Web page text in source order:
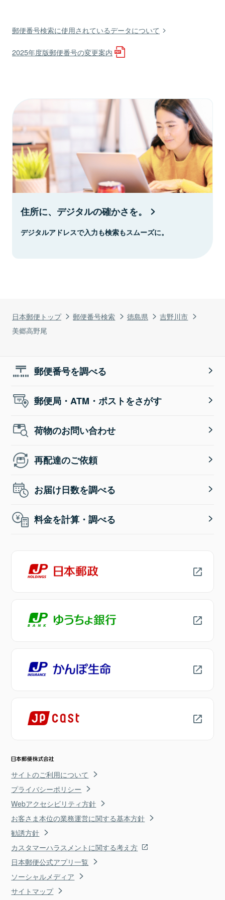
日本郵便トップ 郵便番号検索 徳島県
吉野川市
美郷高野尾
郵便番号検索に使用されているデータについて
2025年度版郵便番号の変更案内
住所に、デジタルの確かさを。
デジタルアドレスで入力も検索もスムーズに。
郵便番号を調べる
郵便局・ATM・ポストをさがす
荷物のお問い合わせ
再配達のご依頼
お届け日数を調べる
料金を計算・調べる
サイトのご利用について
プライバシーポリシー
Webアクセシビリティ方針
お客さま本位の業務運営に関する基本方針
勧誘方針
カスタマーハラスメントに関する考え方
日本郵便公式アプリ一覧
ソーシャルメディア
サイトマップ